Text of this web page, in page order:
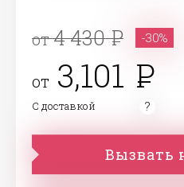
от4 430 -30%
от 3,101
С доставкой
Вызвать